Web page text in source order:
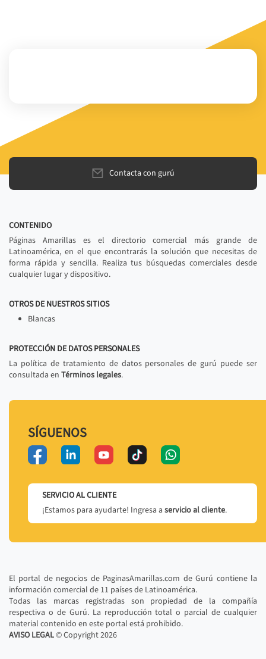
Contacta con gurú
CONTENIDO
Páginas Amarillas es el directorio comercial más grande de
Latinoamérica, en el que encontrarás la solución que necesitas de
forma rápida y sencilla. Realiza tus búsquedas comerciales desde
cualquier lugar y dispositivo.
OTROS DE NUESTROS SITIOS
Blancas
PROTECCIÓN DE DATOS PERSONALES
La política de tratamiento de datos personales de gurú puede ser
consultada en Términos legales.
SÍGUENOS
SERVICIO AL CLIENTE
¡Estamos para ayudarte! Ingresa a servicio al cliente.
El portal de negocios de PaginasAmarillas.com de Gurú contiene la
información comercial de 11 países de Latinoamérica.
Todas las marcas registradas son propiedad de la compañía
respectiva o de Gurú. La reproducción total o parcial de cualquier
material contenido en este portal está prohibido.
AVISO LEGAL© Copyright2026